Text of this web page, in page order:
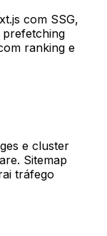
com SSG,
prefetching
ranking e
e cluster
Sitemap
tráfego